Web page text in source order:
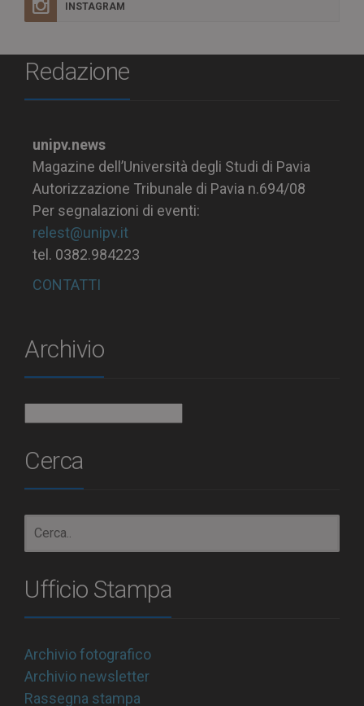
INSTAGRAM
Redazione
unipv.news
Magazine dell’Università degli Studi di Pavia
Autorizzazione Tribunale di Pavia n.694/08
Per segnalazioni di eventi:
relest@unipv.it
tel. 0382.984223
CONTATTI
Archivio
Cerca
Ufficio Stampa
Archivio fotografico
Archivio newsletter
Rassegna stampa